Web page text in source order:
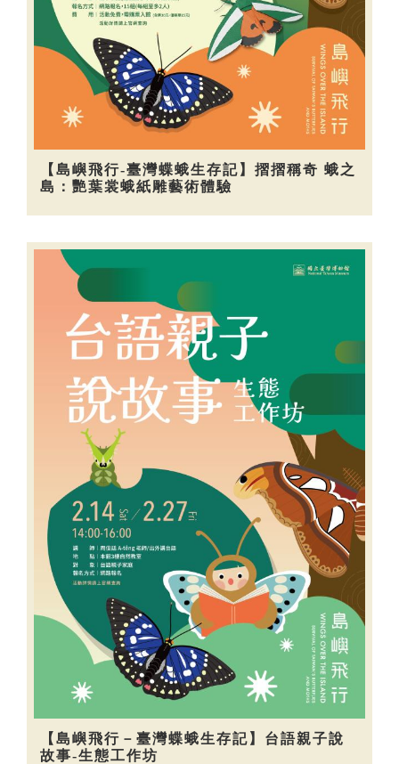
【島嶼飛行-臺灣蝶蛾生存記】摺摺稱奇 蛾之
島：艷葉裳蛾紙雕藝術體驗
【島嶼飛行－臺灣蝶蛾生存記】台語親子說
故事-生態工作坊